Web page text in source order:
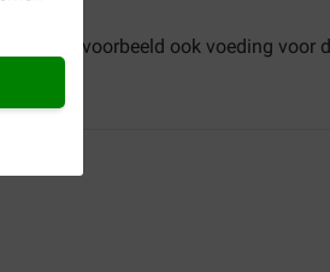
vindt u bijvoorbeeld ook voeding voor